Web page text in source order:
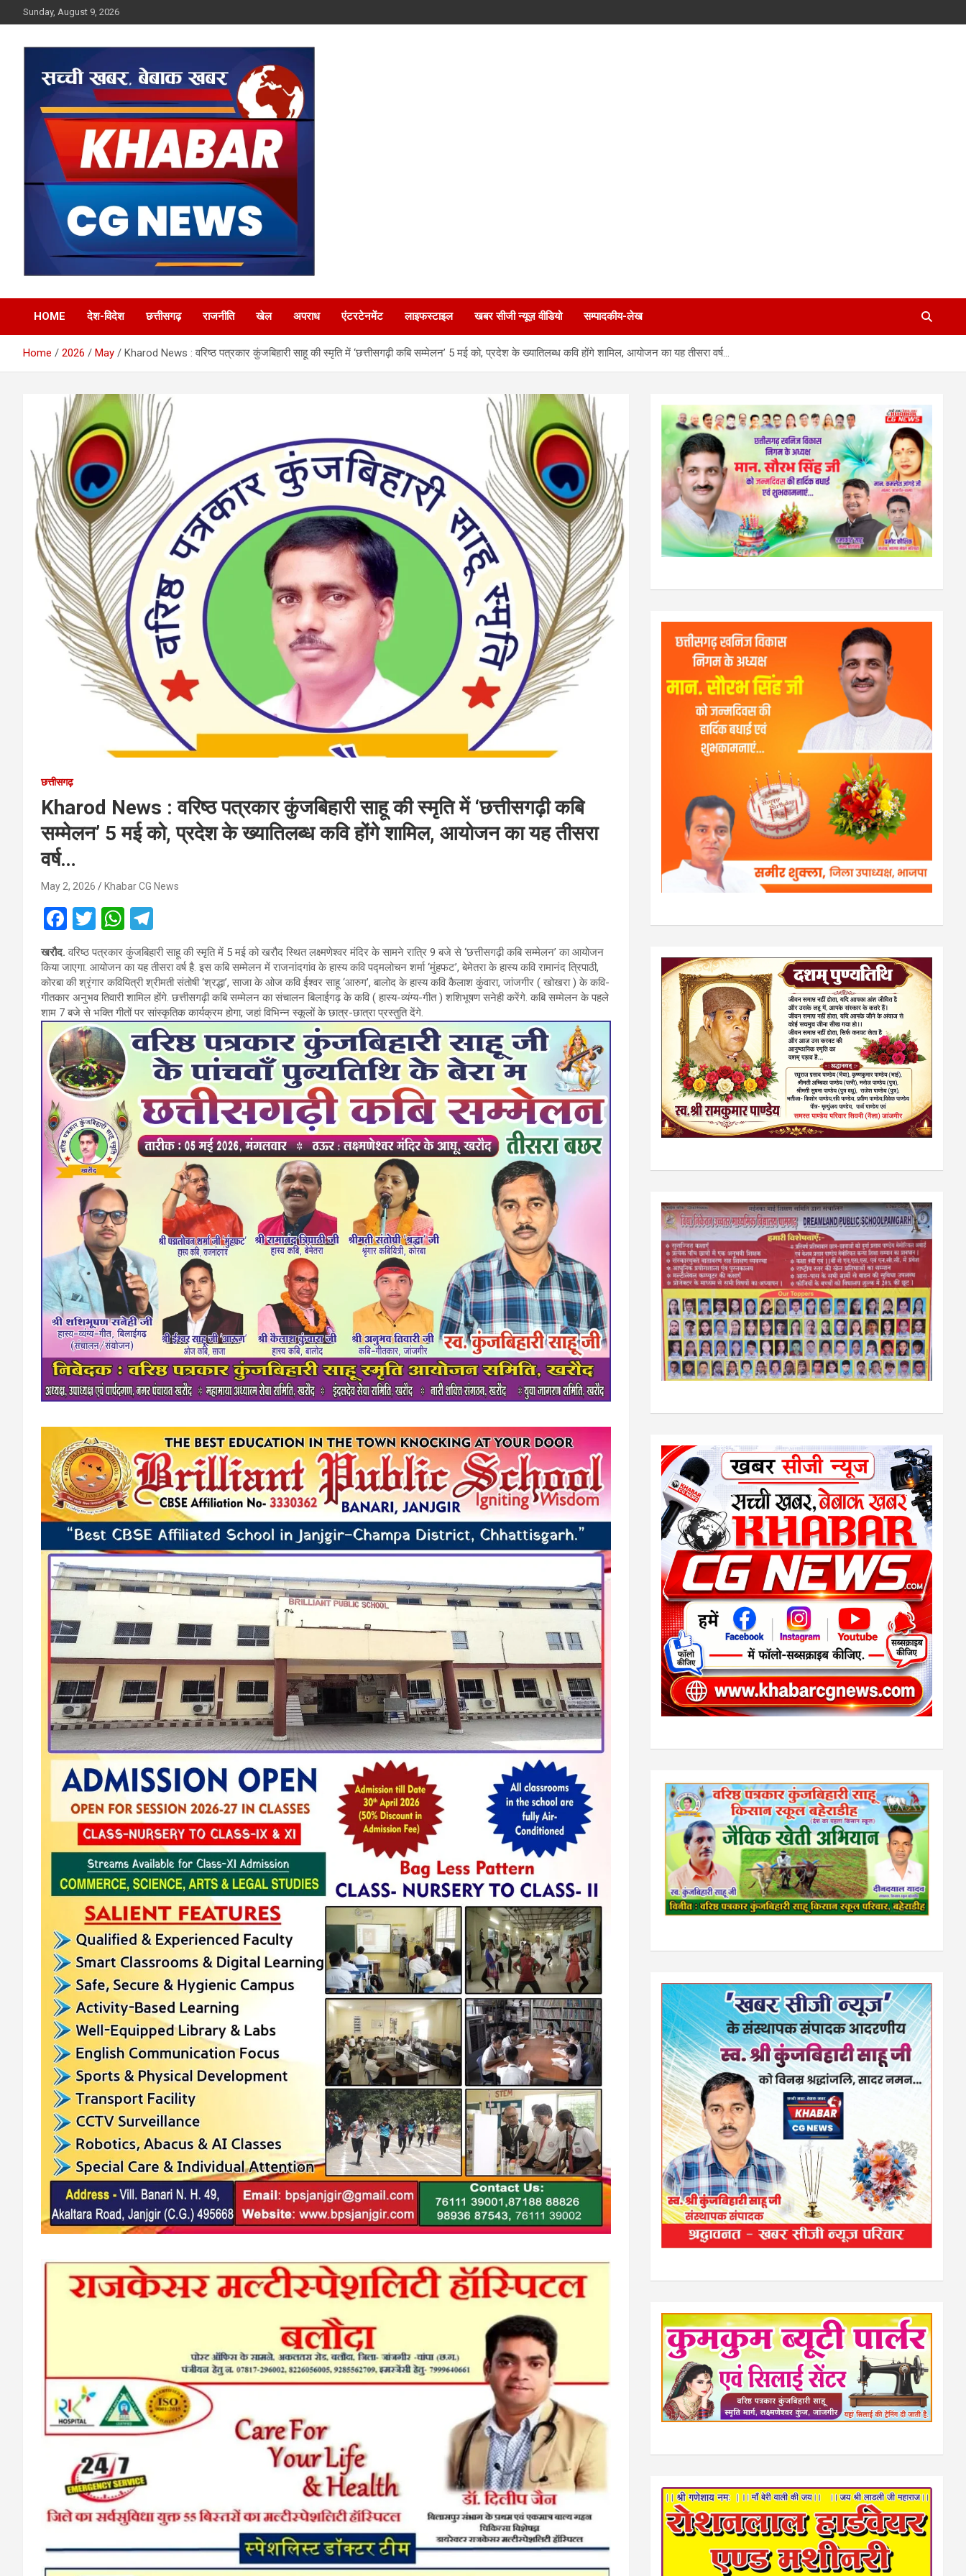
to
Sunday, August 9, 2026
Khabar CG News
HOME देश-विदेश छत्तीसगढ़ राजनीति खेल अपराध एंटरटेनमेंट लाइफस्टाइल खबर सीजी न्यूज़ वीडियो सम्पादकीय-लेख
Home 2026 May Kharod News : वरिष्ठ पत्रकार कुंजबिहारी साहू की स्मृति में ‘छत्तीसगढ़ी कबि सम्मेलन’ 5 मई को, प्रदेश के ख्यातिलब्ध कवि होंगे शामिल, आयोजन का यह तीसरा वर्ष…
छत्तीसगढ़
Kharod News : वरिष्ठ पत्रकार कुंजबिहारी साहू की स्मृति में ‘छत्तीसगढ़ी कबि
सम्मेलन’ 5 मई को, प्रदेश के ख्यातिलब्ध कवि होंगे शामिल, आयोजन का यह तीसरा
वर्ष…
May 2, 2026 Khabar CG News
F
a
ce
b
o
o
k
T
wi
tt
er
W
h
at
s
A
p
p
el
e
gr
a
m
खरौद. वरिष्ठ पत्रकार कुंजबिहारी साहू की स्मृति में 5 मई को खरौद स्थित लक्ष्मणेश्वर मंदिर के सामने रात्रि 9 बजे से ‘छत्तीसगढ़ी कबि सम्मेलन’ का आयोजन
किया जाएगा. आयोजन का यह तीसरा वर्ष है. इस कबि सम्मेलन में राजनांदगांव के हास्य कवि पद्मलोचन शर्मा ‘मुंहफट’, बेमेतरा के हास्य कवि रामानंद त्रिपाठी,
कोरबा की श्रृंगार कवियित्री श्रीमती संतोषी ‘श्रद्धा’, साजा के ओज कवि ईश्वर साहू ‘आरुग’, बालोद के हास्य कवि कैलाश कुंवारा, जांजगीर ( खोखरा ) के कवि-
गीतकार अनुभव तिवारी शामिल होंगे. छत्तीसगढ़ी कबि सम्मेलन का संचालन बिलाईगढ़ के कवि ( हास्य-व्यंग्य-गीत ) शशिभूषण सनेही करेंगे. कबि सम्मेलन के पहले
शाम 7 बजे से भक्ति गीतों पर सांस्कृतिक कार्यक्रम होगा, जहां विभिन्न स्कूलों के छात्र-छात्रा प्रस्तुति देंगे.